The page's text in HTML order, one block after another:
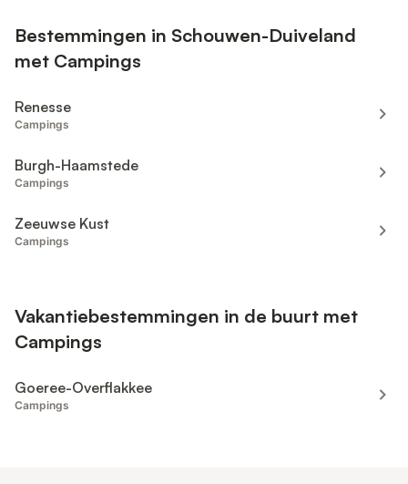
Bestemmingen in Schouwen-Duiveland
met Campings
Renesse
Campings
Burgh-Haamstede
Campings
Zeeuwse Kust
Campings
Vakantiebestemmingen in de buurt met
Campings
Goeree-Overflakkee
Campings